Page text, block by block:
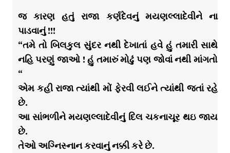
જ કારણ હતું રાજા કર્ણદેવનું મયણલ્લાદેવીને ના
પાડવાનું !!!
“તમે તો બિલકુલ સુંદર નથી દેખાતાં હવે હું તમારી સાથે
નહિ પરણું જાઓ ! હું તમારું મોઢું પણ જોવાં નથી માંગતો
“
એમ કહી રાજા ત્યાંથી મોં ફેરવી લઈને ત્યાંથી જતાં રહે
છે.
આ સાંભળીને મયણલ્લાદેવીનું દિલ ચકનાચૂર થઇ જાય
છે.
તેઓ અગ્નિસ્નાન કરવાનું નક્કી કરે છે.